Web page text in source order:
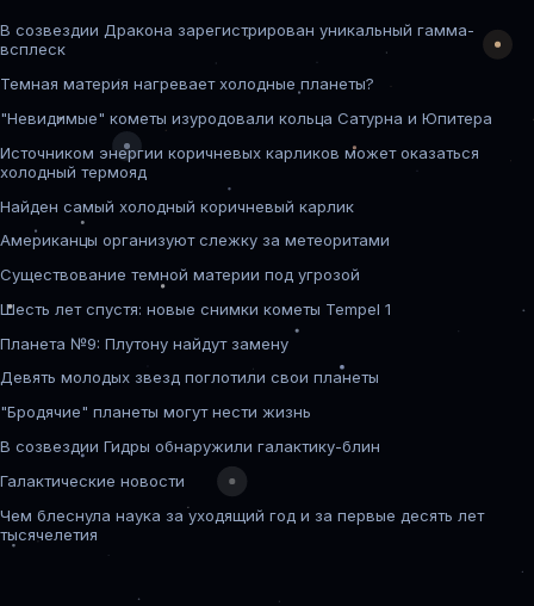
В созвездии Дракона зарегистрирован уникальный гамма-
всплеск
Темная материя нагревает холодные планеты?
"Невидимые" кометы изуродовали кольца Сатурна и Юпитера
Источником энергии коричневых карликов может оказаться
холодный термояд
Найден самый холодный коричневый карлик
Американцы организуют слежку за метеоритами
Существование темной материи под угрозой
Шесть лет спустя: новые снимки кометы Tempel 1
Планета №9: Плутону найдут замену
Девять молодых звезд поглотили свои планеты
"Бродячие" планеты могут нести жизнь
В созвездии Гидры обнаружили галактику-блин
Галактические новости
Чем блеснула наука за уходящий год и за первые десять лет
тысячелетия